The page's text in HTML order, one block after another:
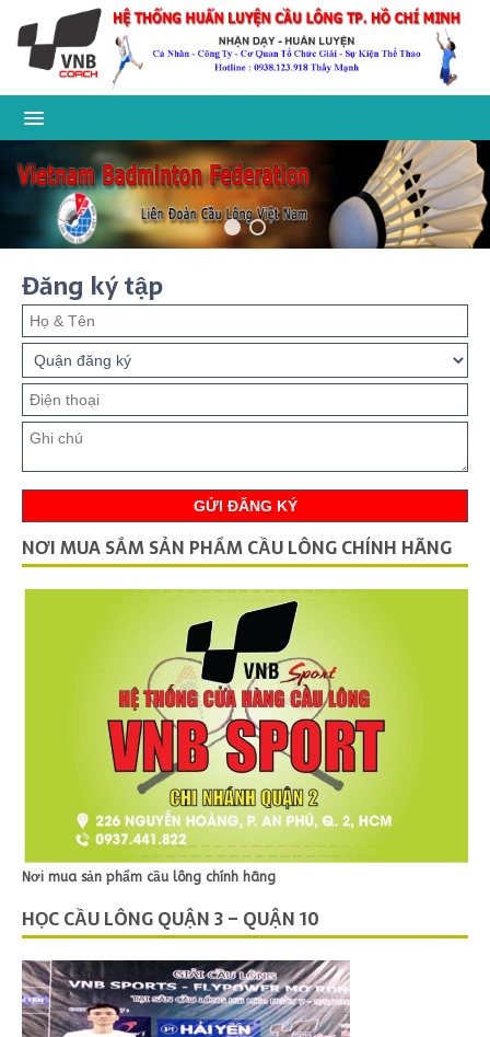
Đăng ký tập
NƠI MUA SẮM SẢN PHẨM CẦU LÔNG CHÍNH HÃNG
Nơi mua sản phẩm cầu lông chính hãng
HỌC CẦU LÔNG QUẬN 3 – QUẬN 10